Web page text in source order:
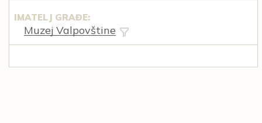
IMATELJ GRAĐE:
Muzej Valpovštine